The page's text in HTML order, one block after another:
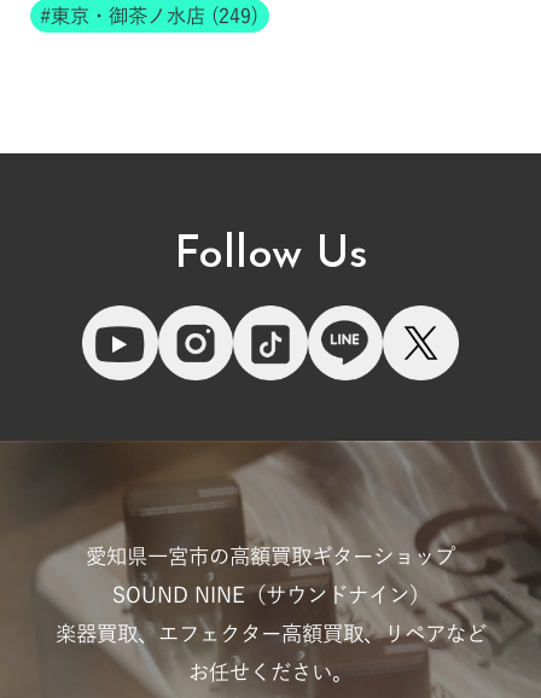
東京・御茶ノ水店 (249)
Follow Us
愛知県一宮市の高額買取ギターショップ
SOUND NINE（サウンドナイン）
楽器買取、エフェクター高額買取、リペアなど
お任せください。